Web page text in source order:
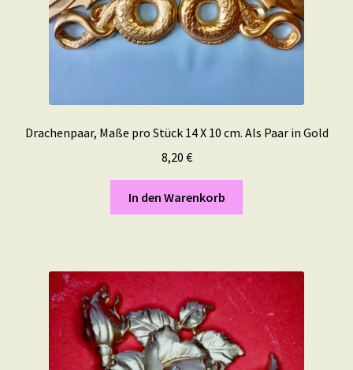
Drachenpaar, Maße pro Stück 14 X 10 cm. Als Paar in Gold
8,20 €
In den Warenkorb